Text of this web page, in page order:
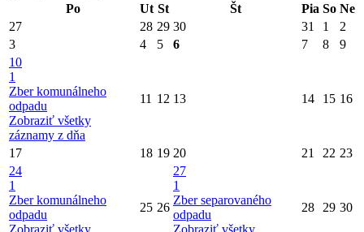
Po
Ut St Št Pia So Ne
27
28 29 30 31 1
2
3
4 5 6 7 8
9
10
1
Zber komunálneho
odpadu
Zobraziť všetky
záznamy z dňa
11 12 13 14 15 16
17 18 19 20 21 22 23
24
1
Zber komunálneho
odpadu
Zobraziť všetky
25 26
27
1
Zber separovaného
odpadu
Zobraziť všetky
28 29 30